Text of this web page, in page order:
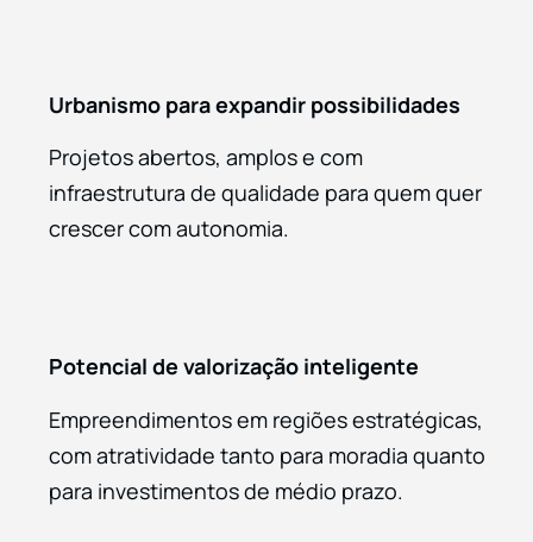
Urbanismo para expandir possibilidades
Projetos abertos, amplos e com
infraestrutura de qualidade para quem quer
crescer com autonomia.
Potencial de valorização inteligente
Empreendimentos em regiões estratégicas,
com atratividade tanto para moradia quanto
para investimentos de médio prazo.